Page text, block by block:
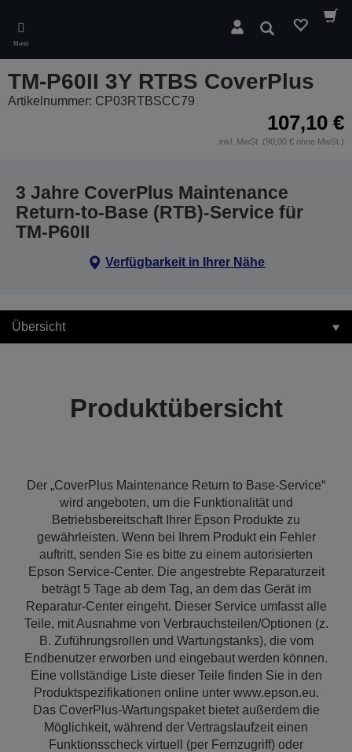
main
content
Menü
Suchen
TM-P60II 3Y RTBS CoverPlus
Artikelnummer: CP03RTBSCC79
107,10 €
inkl. MwSt. (90,00 € ohne MwSt.)
3 Jahre CoverPlus Maintenance
Return-to-Base (RTB)-Service für
TM-P60II
Verfügbarkeit in Ihrer Nähe
Übersicht
Produktübersicht
Der „CoverPlus Maintenance Return to Base-Service“
wird angeboten, um die Funktionalität und
Betriebsbereitschaft Ihrer Epson Produkte zu
gewährleisten. Wenn bei Ihrem Produkt ein Fehler
auftritt, senden Sie es bitte zu einem autorisierten
Epson Service-Center. Die angestrebte Reparaturzeit
beträgt 5 Tage ab dem Tag, an dem das Gerät im
Reparatur-Center eingeht. Dieser Service umfasst alle
Teile, mit Ausnahme von Verbrauchsteilen/Optionen (z.
B. Zuführungsrollen und Wartungstanks), die vom
Endbenutzer erworben und eingebaut werden können.
Eine vollständige Liste dieser Teile finden Sie in den
Produktspezifikationen online unter www.epson.eu.
Das CoverPlus-Wartungspaket bietet außerdem die
Möglichkeit, während der Vertragslaufzeit einen
Funktionsscheck virtuell (per Fernzugriff) oder